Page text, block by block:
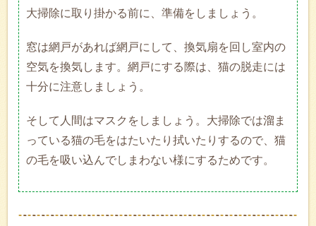
大掃除に取り掛かる前に、準備をしましょう。
窓は網戸があれば網戸にして、換気扇を回し室内の
空気を換気します。網戸にする際は、猫の脱走には
十分に注意しましょう。
そして人間はマスクをしましょう。大掃除では溜ま
っている猫の毛をはたいたり拭いたりするので、猫
の毛を吸い込んでしまわない様にするためです。